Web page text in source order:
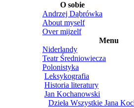
O sobie
Andrzej Dąbrówka
About myself
Over mijzelf
Menu
Niderlandy
Teatr Średniowiecza
Polonistyka
Leksykografia
Historia literatury
Jan Kochanowski
Dzieła Wszystkie Jana